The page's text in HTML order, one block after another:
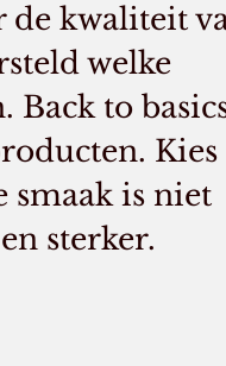
de kwaliteit
welke
Back to
Kies
smaak is niet
sterker.